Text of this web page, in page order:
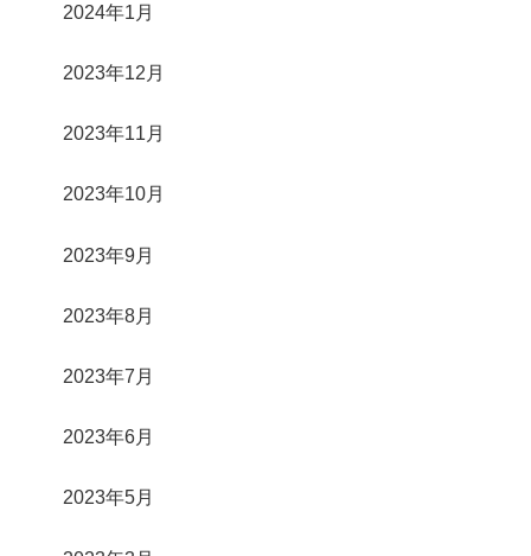
2024年1月
2023年12月
2023年11月
2023年10月
2023年9月
2023年8月
2023年7月
2023年6月
2023年5月